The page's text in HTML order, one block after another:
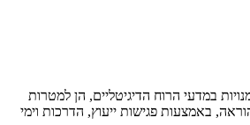
במדעי הרוח הדיגיטליים, הן למטרות
באמצעות פגישות ייעוץ, הדרכות וימי